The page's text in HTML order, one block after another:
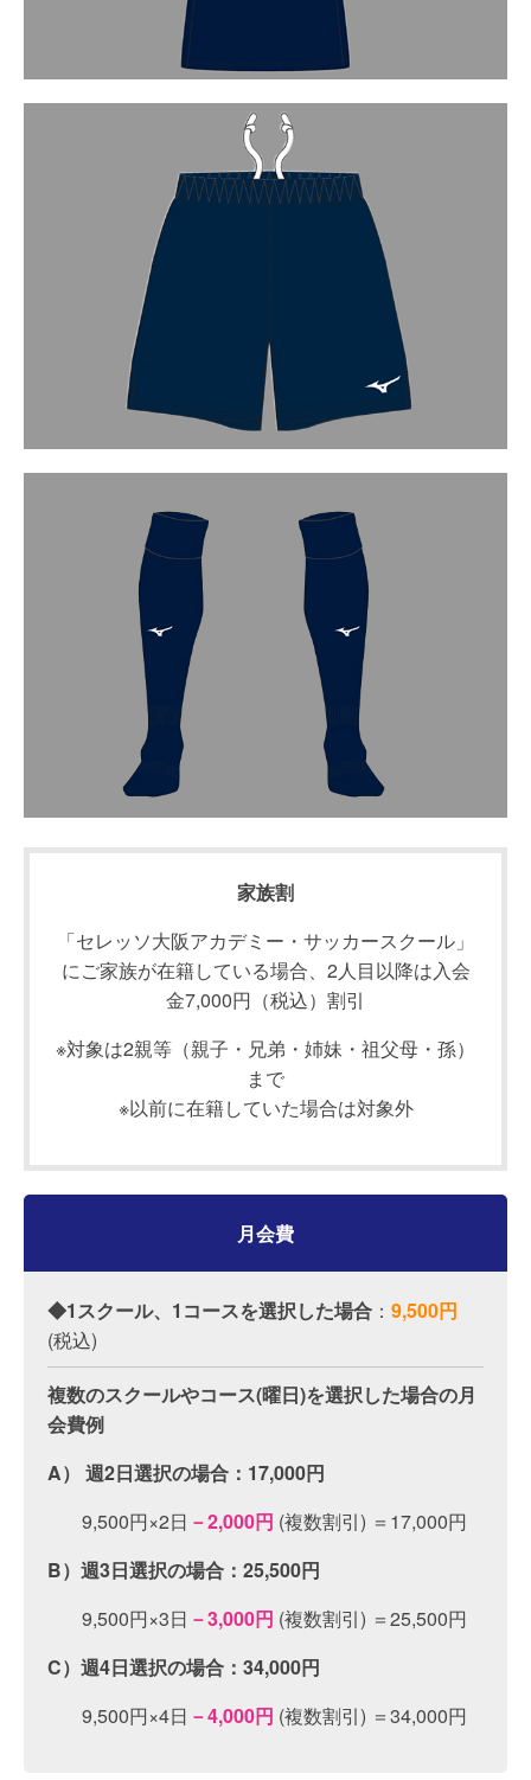
家族割
「セレッソ大阪アカデミー・サッカースクール」
にご家族が在籍している場合、2人目以降は入会
金7,000円（税込）割引
※対象は2親等（親子・兄弟・姉妹・祖父母・孫）
まで
※以前に在籍していた場合は対象外
月会費
◆1スクール、1コースを選択した場合 ： 9,500円
(税込)
複数のスクールやコース(曜日)を選択した場合の月
会費例
A） 週2日選択の場合：17,000円
9,500円×2日 －2,000円 (複数割引) ＝17,000円
B）週3日選択の場合：25,500円
9,500円×3日 －3,000円 (複数割引) ＝25,500円
C）週4日選択の場合：34,000円
9,500円×4日 －4,000円 (複数割引) ＝34,000円